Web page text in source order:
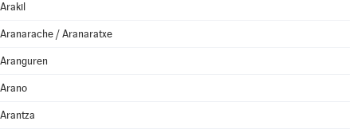
Arakil
Aranarache / Aranaratxe
Aranguren
Arano
Arantza